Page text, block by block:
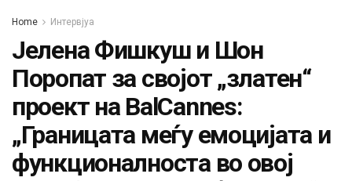
Home Интервјуа
Јелена Фишкуш и Шон
Поропат за својот „златен“
проект на BalCannes:
„Границата меѓу емоцијата и
функционалноста во овој